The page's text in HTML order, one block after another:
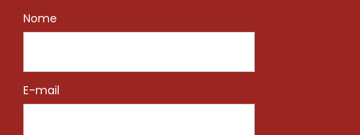
Nome
E-mail